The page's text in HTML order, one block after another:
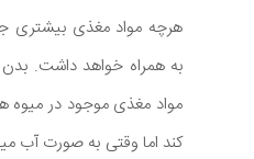
هرچه مواد مغذی بیشتری
به همراه خواهد داشت.
مواد مغذی موجود در میوه
کند اما وقتی به صورت